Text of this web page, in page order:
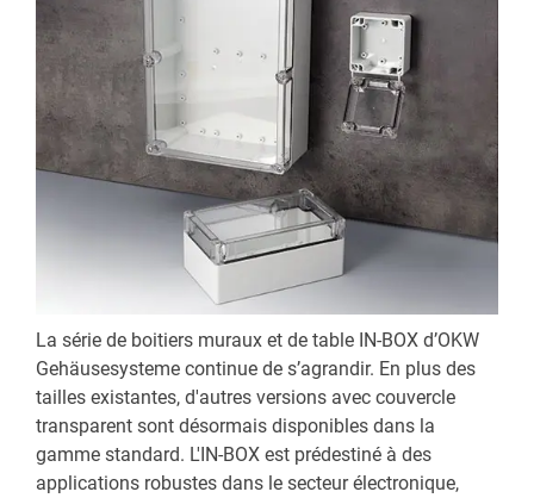
La série de boitiers muraux et de table IN-BOX d’OKW
Gehäusesysteme continue de s’agrandir. En plus des
tailles existantes, d'autres versions avec couvercle
transparent sont désormais disponibles dans la
gamme standard. L'IN-BOX est prédestiné à des
applications robustes dans le secteur électronique,